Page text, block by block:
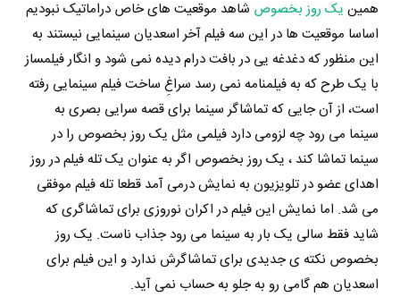
همین یک روز بخصوص شاهد موقعیت های خاص دراماتیک نبودیم
اساسا موقعیت ها در این سه فیلم آخر اسعدیان سینمایی نیستند به
این منظور که دغدغه یی در بافت درام دیده نمی شود و انگار فیلمساز
با یک طرح که به فیلمنامه نمی رسد سراغِ ساخت فیلم سینمایی رفته
است، از آن جایی که تماشاگر سینما برای قصه سرایی بصری به
سینما می رود چه لزومی دارد فیلمی مثل یک روز بخصوص را در
سینما تماشا کند ، یک روز بخصوص اگر به عنوان یک تله فیلم در روز
اهدای عضو در تلویزیون به نمایش درمی آمد قطعا تله فیلم موفقی
می شد. اما نمایش این فیلم در اکران نوروزی برای تماشاگری که
شاید فقط سالی یک بار به سینما می رود جذاب ناست. یک روز
بخصوص نکته ی جدیدی برای تماشاگرش ندارد و این فیلم برای
اسعدیان هم گامی رو به جلو به حساب نمی آید.